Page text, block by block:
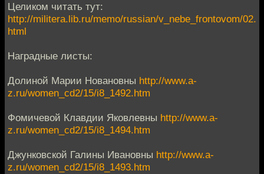
Целиком читать тут:
http://militera.lib.ru/memo/russian/v_nebe_frontovom/02.
html
Наградные листы:
Долиной Марии Новановны http://www.a-
z.ru/women_cd2/15/i8_1492.htm
Фомичевой Клавдии Яковлевны http://www.a-
z.ru/women_cd2/15/i8_1494.htm
Джунковской Галины Ивановны http://www.a-
z.ru/women_cd2/15/i8_1493.htm